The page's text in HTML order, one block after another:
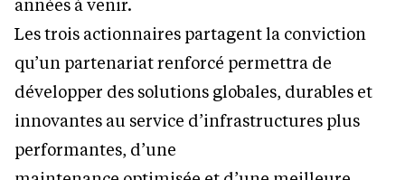
Les trois actionnaires partagent la conviction
qu’un partenariat renforcé permettra de
développer des solutions globales, durables et
innovantes au service d’infrastructures plus
performantes, d’une